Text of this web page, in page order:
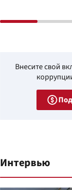
Внесите свой
Интервью